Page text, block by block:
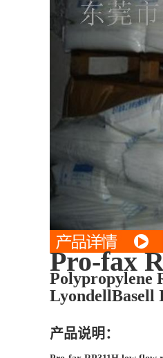
Pro-fax
Polypropylene
LyondellBasell
产品说明：